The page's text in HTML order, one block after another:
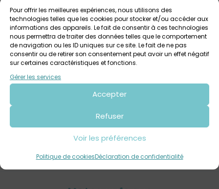
Pour offrir les meilleures expériences, nous utilisons des
technologies telles que les cookies pour stocker et/ou accéder aux
informations des appareils. Le fait de consentir à ces technologies
nous permettra de traiter des données telles que le comportement
de navigation ou les ID uniques sur ce site. Le fait de ne pas
consentir ou de retirer son consentement peut avoir un effet négatif
sur certaines caractéristiques et fonctions.
Gérer les services
Accepter
Refuser
Voir les préférences
Politique de cookiesDéclaration de confidentialité
Exposition : « Une Bretagne par les contours » de
Yann Lesacher à la Maison des Abers
Tout public